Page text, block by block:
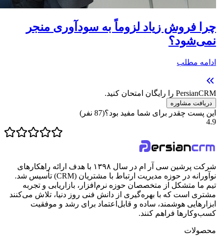
چرا فروش زیاد لزوماً به سودآوری منجر
نمی‌شود؟
ادامه مطلب
PersianCRM را رایگان امتحان کنید.
دریافت مشاوره
این پست چقدر برای شما مفید بود؟(
87 نفر)
4.9
شرکت پرشین سی آر ام در سال ۱۳۹۸ با هدف ارائه راهکارهای
نوآورانه در حوزه مدیریت ارتباط با مشتریان (CRM) تأسیس شد.
تیم ما متشکل از متخصصان حوزه نرم‌افزار، بازاریابی و تجربه
مشتری است که با بهره‌گیری از دانش فنی روز دنیا، تلاش می‌کنند
ابزارهایی هوشمند، ساده و قابل‌اعتماد برای رشد و موفقیت
کسب‌وکارها فراهم کنند.
محصولات